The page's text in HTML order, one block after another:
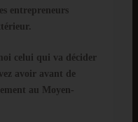
entrepreneurs
celui qui va décider
avoir avant de
au Moyen-